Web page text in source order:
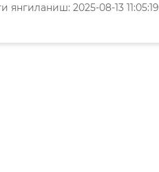
янгиланиш: 2025-08-13 11:05:19